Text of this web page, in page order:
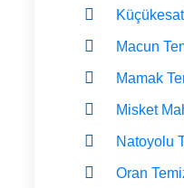
Macun
Mamak
Misket
Natoyolu
Oran